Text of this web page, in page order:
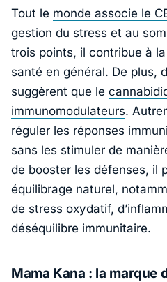
Tout le monde associe le
gestion du stress et au
trois points, il contribue à
santé en général. De plus,
suggèrent que le
immunomodulateurs.
réguler les réponses
sans les stimuler de
de booster les défenses, il
équilibrage naturel,
de stress oxydatif,
déséquilibre immunitaire.
Mama Kana : la marque